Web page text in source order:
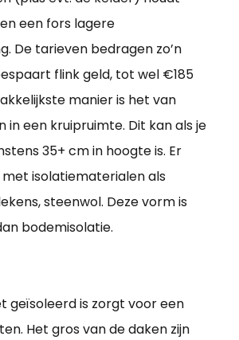
een fors lagere
De tarieven bedragen zo’n
flink geld, tot wel €185
manier is het van
in een kruipruimte. Dit kan als je
35+ cm in hoogte is. Er
isolatiematerialen als
steenwol. Deze vorm is
bodemisolatie.
geïsoleerd is zorgt voor een
Het gros van de daken zijn